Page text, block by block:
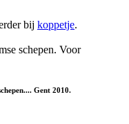
bij koppetje.
schepen. Voor
Gent 2010.